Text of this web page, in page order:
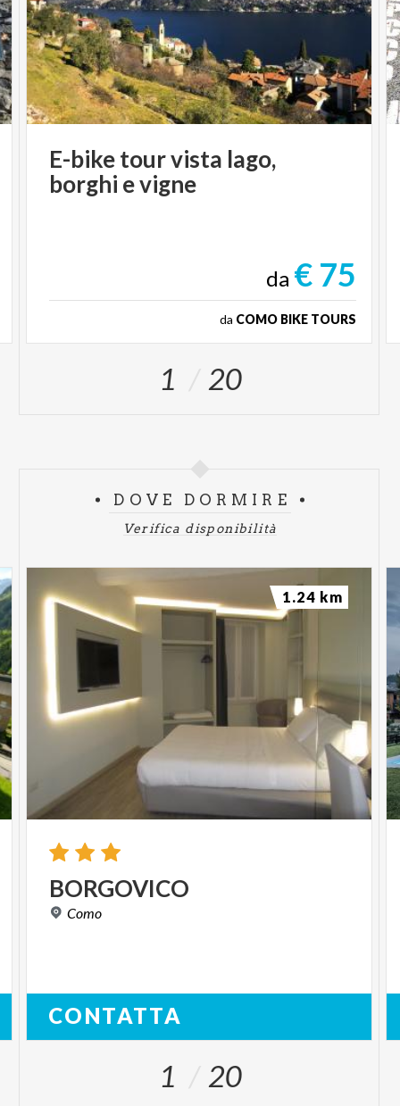
E-biketourvista lago,
borghi evigne
da € 75
da COMO BIKE TOURS
1 20
DOVE DORMIRE
Verifica disponibilità
BORGOVICO
Como
CONTATTA
1.24 km
1 20